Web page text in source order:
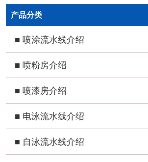
产品分类
■ 喷涂流水线介绍
■ 喷粉房介绍
■ 喷漆房介绍
■ 电泳流水线介绍
■ 自泳流水线介绍